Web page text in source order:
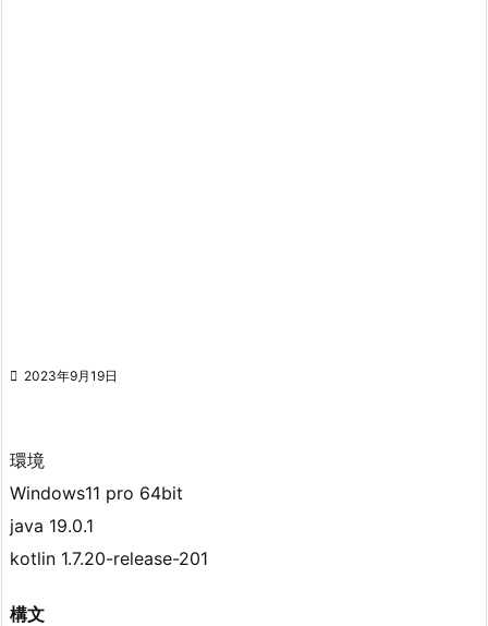
 2023年9月19日
環境
Windows11 pro 64bit
java 19.0.1
kotlin 1.7.20-release-201
構文